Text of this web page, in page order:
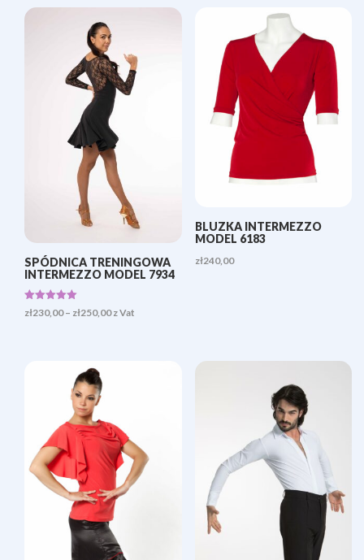
zł300,00
do
zł320,00
SPÓDNICA TRENINGOWA
INTERMEZZO MODEL 7934
Oceniono
5.00
zł230,00 – zł250,00Zakres
z Vat
BLUZKA INTERMEZZO
MODEL 6183
zł240,00